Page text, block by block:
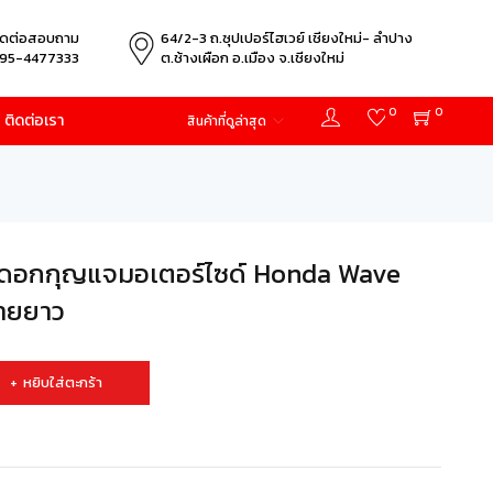
ต่อสอบถาม
4477333
64/2-3 ถ.ซุปเปอร์ไฮเวย์ เชียงใหม่- ลำปาง
ต.ช้างเผือก อ.เมือง จ.เชียงใหม่
ติดต่อเรา 0
0
สินค้าที่ดูล่าสุด
อกกุญแจมอเตอร์ไซด์ Honda Wave
ยยาว
หยิบใส่ตะกร้า